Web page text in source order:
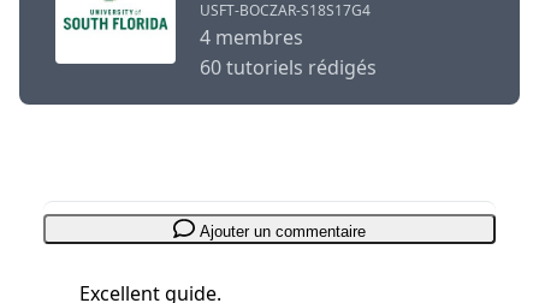
USFT-BOCZAR-S18S17G4
4 membres
60 tutoriels rédigés
Ajouter un commentaire
Excellent guide.